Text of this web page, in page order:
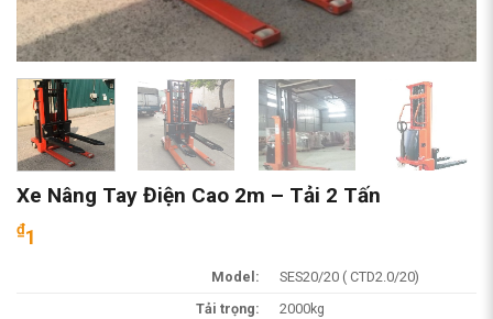
Xe Nâng Tay Điện Cao 2m – Tải 2 Tấn
₫1
Model:
SES20/20 ( CTD2.0/20)
Tải trọng:
2000kg